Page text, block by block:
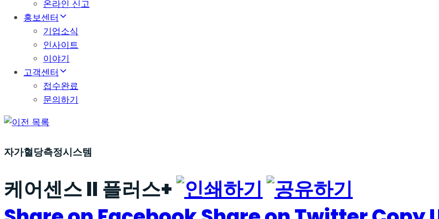
온라인 신고
홍보센터
기업소식
인사이트
이야기
고객센터
접수완료
문의하기
목록
자가혈당측정시스템
케어센스 II 플러스+